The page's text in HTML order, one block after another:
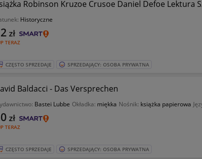
Robinson Kruzoe Crusoe Daniel Defoe Lektura
Historyczne
TERAZ
zł
CZĘSTO SPRZEDAJE SPRZEDAJĄCY: OSOBA PRYWATNA
Baldacci - Das Versprechen
Bastei Lubbe Okładka: miękka Nośnik: książka papierowa
TERAZ
zł
CZĘSTO SPRZEDAJE SPRZEDAJĄCY: OSOBA PRYWATNA